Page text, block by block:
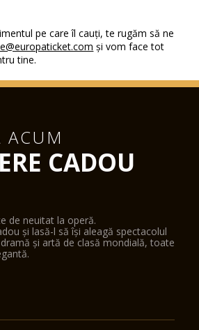
pe care îl cauți, te rugăm să ne
și vom face tot
tine.
ACUM
CADOU
de neuitat la operă.
și lasă-l să își aleagă spectacolul
și artă de clasă mondială, toate